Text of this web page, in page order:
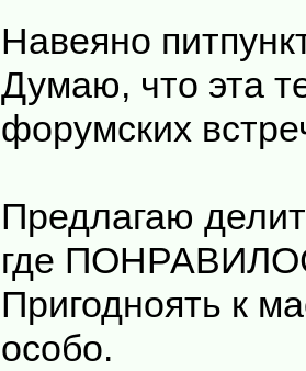
Навеяно
Думаю, что эта
форумских
Предлагаю
где
Пригодноять к
особо.